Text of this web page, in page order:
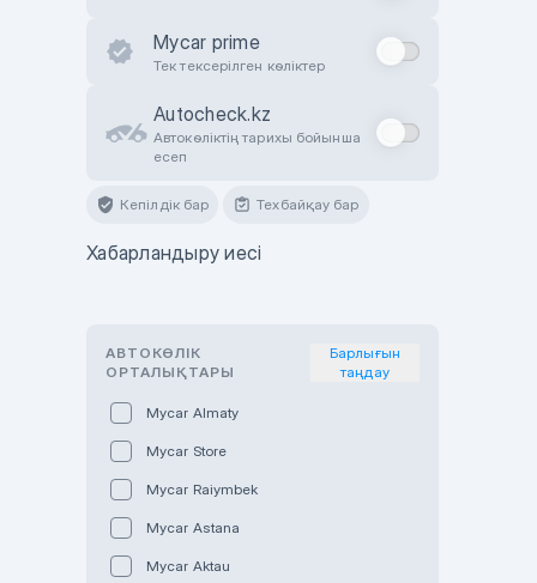
Mycar prime
Тек тексерілген көліктер
Autocheck.kz
Автокөліктің тарихы бойынша
есеп
Кепілдік бар Техбайқау бар
Хабарландыру иесі
АВТОКӨЛІК
ОРТАЛЫҚТАРЫ
Барлығын
таңдау
Mycar Almaty
Mycar Store
Mycar Raiymbek
Mycar Astana
Mycar Aktau